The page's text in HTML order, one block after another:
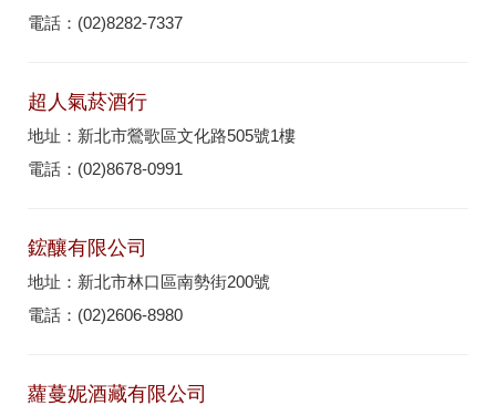
電話：(02)8282-7337
超人氣菸酒行
地址：新北市鶯歌區文化路505號1樓
電話：(02)8678-0991
鋐釀有限公司
地址：新北市林口區南勢街200號
電話：(02)2606-8980
蘿蔓妮酒藏有限公司